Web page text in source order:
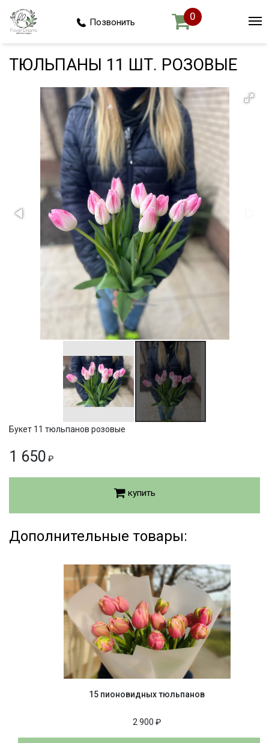
Позвонить
0
ТЮЛЬПАНЫ 11 ШТ. РОЗОВЫЕ
Букет 11 тюльпанов розовые
1 650 ₽
купить
Дополнительные товары:
15 пионовидных тюльпанов
2 900 ₽